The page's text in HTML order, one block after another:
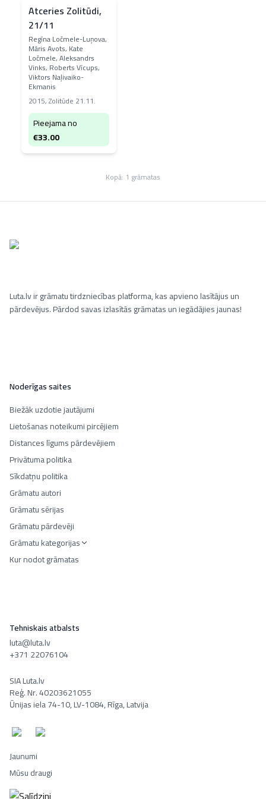
Atceries Zolitūdi,
21/11
Regīna Ločmele-Luņova,
Māris Avots, Kate
Ločmele, Aleksandrs
Vinks, Roberts Vīcups,
Viktors Naļivaiko-
Ekmanis
2015,Zolitūde 21.11.
Pieejama no
€33.00
Kopā: 1 grāmatas
Luta.lv ir grāmatu tirdzniecības platforma, kas apvieno lasītājus un
pārdevējus. Pārdod savas izlasītās grāmatas un iegādājies jaunas!
Noderīgas saites
Biežāk uzdotie jautājumi
Lietošanas noteikumi pircējiem
Distances līgums pārdevējiem
Privātuma politika
Sīkdatņu politika
Grāmatu autori
Grāmatu sērijas
Grāmatu pārdevēji
Grāmatu kategorijas
Kur nodot grāmatas
Tehniskais atbalsts
luta@luta.lv
+371 22076104
SIA Luta.lv
Reģ. Nr. 40203621055
Ūnijas iela 74-10, LV-1084, Rīga, Latvija
Jaunumi
Mūsu draugi